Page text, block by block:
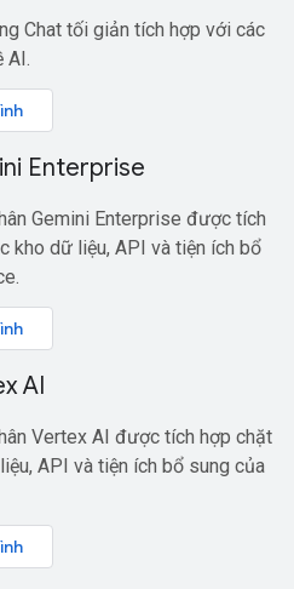
Chat tối giản tích hợp với các
AI.
Enterprise
Gemini Enterprise được tích
kho dữ liệu, API và tiện ích bổ
AI
Vertex AI được tích hợp chặt
API và tiện ích bổ sung của